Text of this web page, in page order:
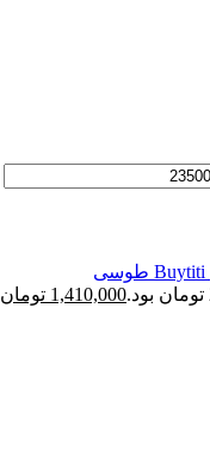
1,410,000 تومان